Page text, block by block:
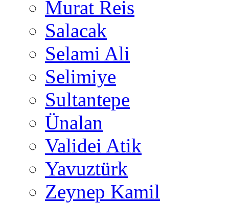
Murat Reis
Salacak
Selami Ali
Selimiye
Sultantepe
Ünalan
Validei Atik
Yavuztürk
Zeynep Kamil